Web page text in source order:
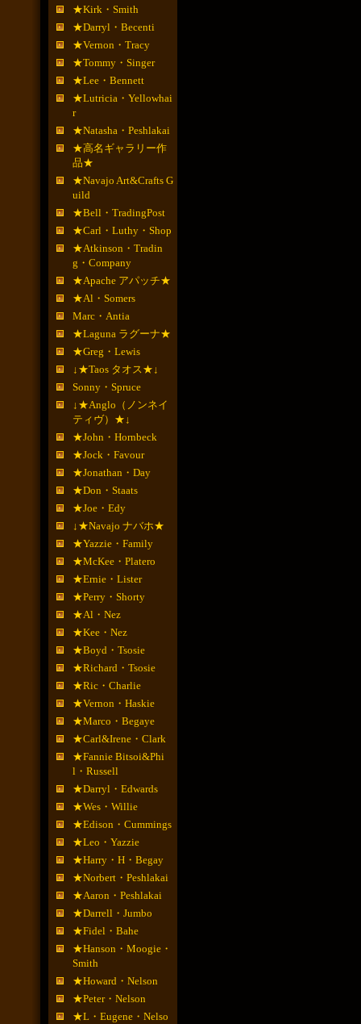
★Kirk・Smith
★Darryl・Becenti
★Vernon・Tracy
★Tommy・Singer
★Lee・Bennett
★Lutricia・Yellowhai
r
★Natasha・Peshlakai
★高名ギャラリー作
品★
★Navajo Art&Crafts G
uild
★Bell・TradingPost
★Carl・Luthy・Shop
★Atkinson・Tradin
g・Company
★Apache アパッチ★
★Al・Somers
Marc・Antia
★Laguna ラグーナ★
★Greg・Lewis
↓★Taos タオス★↓
Sonny・Spruce
↓★Anglo（ノンネイ
ティヴ）★↓
★John・Hornbeck
★Jock・Favour
★Jonathan・Day
★Don・Staats
★Joe・Edy
↓★Navajo ナバホ★
★Yazzie・Family
★McKee・Platero
★Ernie・Lister
★Perry・Shorty
★Al・Nez
★Kee・Nez
★Boyd・Tsosie
★Richard・Tsosie
★Ric・Charlie
★Vernon・Haskie
★Marco・Begaye
★Carl&Irene・Clark
★Fannie Bitsoi&Phi
l・Russell
★Darryl・Edwards
★Wes・Willie
★Edison・Cummings
★Leo・Yazzie
★Harry・H・Begay
★Norbert・Peshlakai
★Aaron・Peshlakai
★Darrell・Jumbo
★Fidel・Bahe
★Hanson・Moogie・
Smith
★Howard・Nelson
★Peter・Nelson
★L・Eugene・Nelso